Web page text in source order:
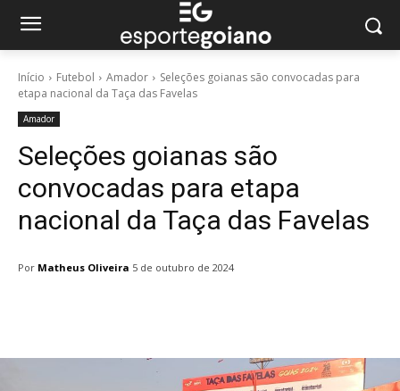
Início Futebol Amador
Seleções goianas são convocadas para
etapa nacional da Taça das Favelas
Amador
Seleções goianas são
convocadas para etapa
nacional da Taça das Favelas
Por Matheus Oliveira 5 de outubro de 2024